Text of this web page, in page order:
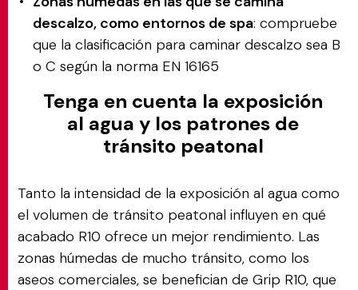
descalzo, como entornos de spa: compruebe
que la clasificación para caminar descalzo sea B
o C según la norma EN 16165
Tenga en cuenta la exposición
al agua y los patrones de
tránsito peatonal
Tanto la intensidad de la exposición al agua como
el volumen de tránsito peatonal influyen en qué
acabado R10 ofrece un mejor rendimiento. Las
zonas húmedas de mucho tránsito, como los
aseos comerciales, se benefician de Grip R10, que